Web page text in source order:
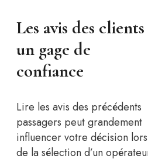
Les avis des clients
un gage de
confiance
Lire les avis des précédents
passagers peut grandement
influencer votre décision lors
de la sélection d’un